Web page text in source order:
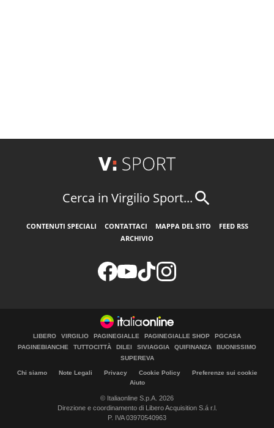
Cerca in Virgilio Sport...
CONTENUTI SPECIALI CONTATTACI MAPPA DEL SITO
FEED RSS
ARCHIVIO
LIBERO VIRGILIO PAGINEGIALLE PAGINEGIALLE SHOP
PGCASA
PAGINEBIANCHE
TUTTOCITTÀ DILEI SIVIAGGIA QUIFINANZA
BUONISSIMO
SUPEREVA
Chi siamo Note Legali Privacy Cookie Policy
Preferenze sui cookie
Aiuto
© Italiaonline S.p.A. 2026
Direzione e coordinamento di Libero Acquisition S.á r.l.
P. IVA 03970540963